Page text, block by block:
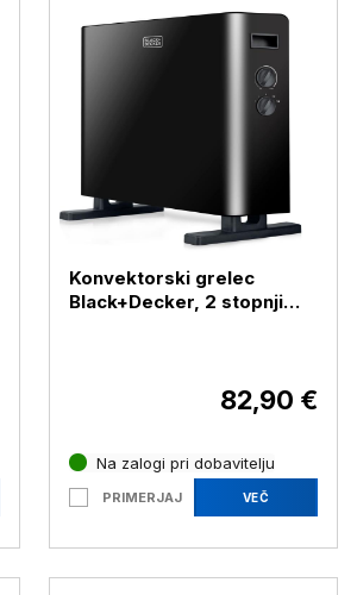
Konvektorski grelec
Black+Decker, 2 stopnji
82,90 €
Na zalogi pri dobavitelju
PRIMERJAJ VEČ